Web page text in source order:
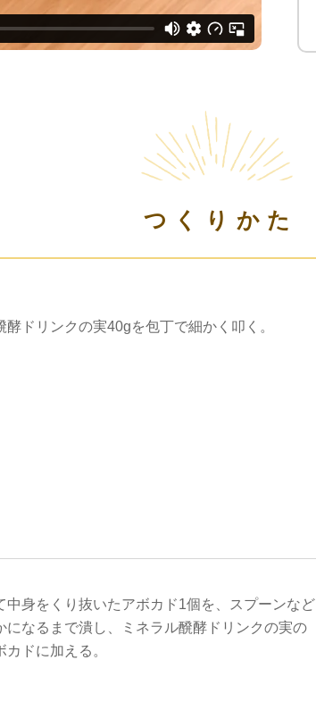
つくりかた
酵ドリンクの実40gを包丁で細かく叩く。
中身をくり抜いたアボカド1個を、スプーンなど
になるまで潰し、ミネラル醗酵ドリンクの実の
カドに加える。